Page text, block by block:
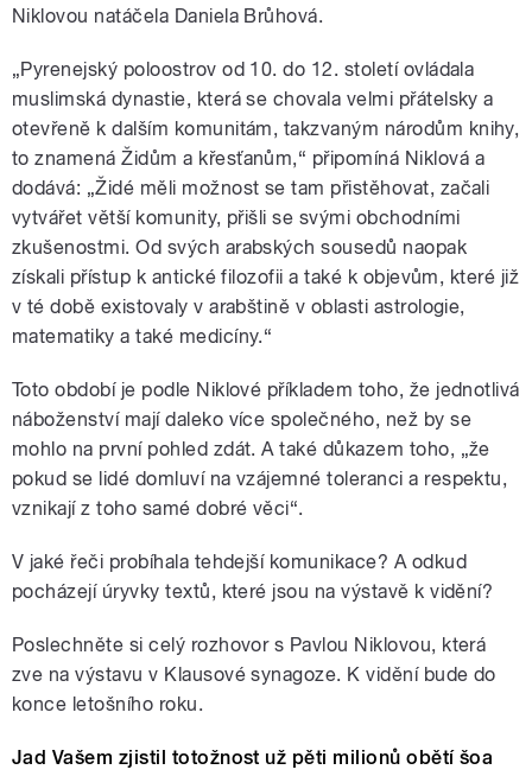
Niklovou natáčela Daniela Brůhová.
„Pyrenejský poloostrov od 10. do 12. století ovládala
muslimská dynastie, která se chovala velmi přátelsky a
otevřeně k dalším komunitám, takzvaným národům knihy,
to znamená Židům a křesťanům,“ připomíná Niklová a
dodává: „Židé měli možnost se tam přistěhovat, začali
vytvářet větší komunity, přišli se svými obchodními
zkušenostmi. Od svých arabských sousedů naopak
získali přístup k antické filozofii a také k objevům, které již
v té době existovaly v arabštině v oblasti astrologie,
matematiky a také medicíny.“
Toto období je podle Niklové příkladem toho, že jednotlivá
náboženství mají daleko více společného, než by se
mohlo na první pohled zdát. A také důkazem toho, „že
pokud se lidé domluví na vzájemné toleranci a respektu,
vznikají z toho samé dobré věci“.
V jaké řeči probíhala tehdejší komunikace? A odkud
pocházejí úryvky textů, které jsou na výstavě k vidění?
Poslechněte si celý rozhovor s Pavlou Niklovou, která
zve na výstavu v Klausové synagoze. K vidění bude do
konce letošního roku.
Jad Vašem zjistil totožnost už pěti milionů obětí šoa